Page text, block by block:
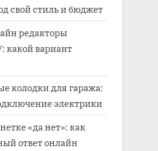
свой стиль и бюджет
редакторы
какой вариант
колодки для гаража:
электрики
«да нет»: как
ответ онлайн